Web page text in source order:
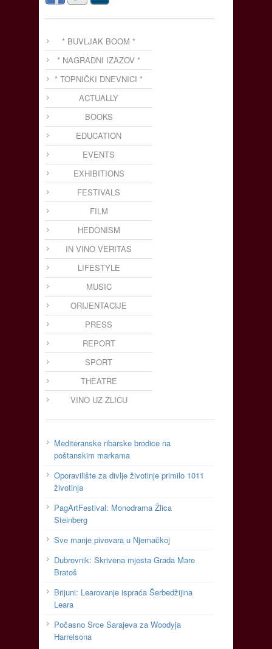
* BUVLJAK BOOM *
* NAGRADNI IZAZOV *
* TOPNIČKI DNEVNICI *
ACTUALLY
BOOKS
EDUCATION
EVENTS
EXHIBITIONS
FESTIVALS
FILM
HEDONISM
IN VINO VERITAS
LIFESTYLE
MUSIC
ORIJENTACIJE
PRESS
REPORT
SPORT
THEATRE
VINO UZ ŽLICU
Mediteranske ribarske brodice na
poštanskim markama
Oporavilište za divlje životinje primilo 1011
životinja
PagArtFestival: Monodrama Žlica
Steinberg
Sve manje pivovara u Njemačkoj
Dubrovnik: Skrivena mjesta Grada Mare
Bratoš
Brijuni: Learovanje ispraća Šerbedžijina
Leara
Počasno Srce Sarajeva za Woodyja
Harrelsona